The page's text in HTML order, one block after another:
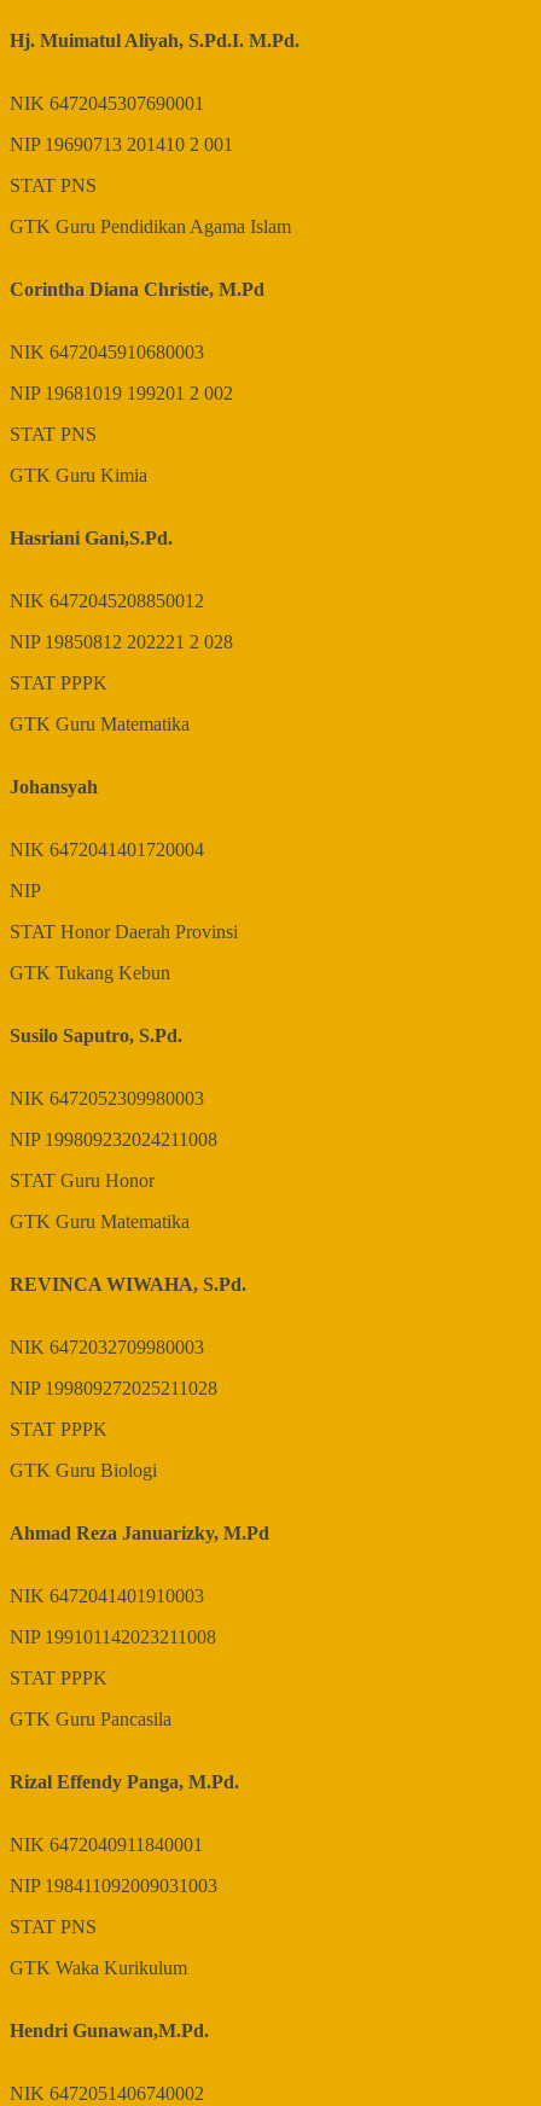
Hj. Muimatul Aliyah, S.Pd.I. M.Pd.
NIK 6472045307690001
NIP 19690713 201410 2 001
STAT PNS
GTK Guru Pendidikan Agama Islam
Corintha Diana Christie, M.Pd
NIK 6472045910680003
NIP 19681019 199201 2 002
STAT PNS
GTK Guru Kimia
Hasriani Gani,S.Pd.
NIK 6472045208850012
NIP 19850812 202221 2 028
STAT PPPK
GTK Guru Matematika
Johansyah
NIK 6472041401720004
NIP
STAT Honor Daerah Provinsi
GTK Tukang Kebun
Susilo Saputro, S.Pd.
NIK 6472052309980003
NIP 199809232024211008
STAT Guru Honor
GTK Guru Matematika
REVINCA WIWAHA, S.Pd.
NIK 6472032709980003
NIP 199809272025211028
STAT PPPK
GTK Guru Biologi
Ahmad Reza Januarizky, M.Pd
NIK 6472041401910003
NIP 199101142023211008
STAT PPPK
GTK Guru Pancasila
Rizal Effendy Panga, M.Pd.
NIK 6472040911840001
NIP 198411092009031003
STAT PNS
GTK Waka Kurikulum
Hendri Gunawan,M.Pd.
NIK 6472051406740002